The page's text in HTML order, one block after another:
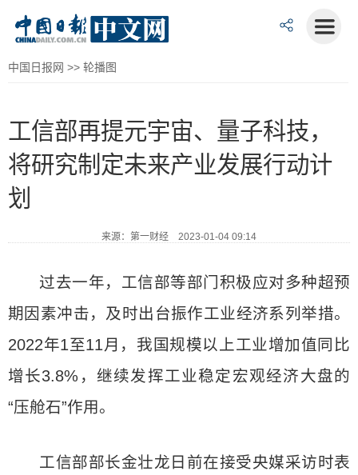
中国日报网 >> 轮播图
工信部再提元宇宙、量子科技，
将研究制定未来产业发展行动计
划
来源：第一财经 2023-01-04 09:14
过去一年，工信部等部门积极应对多种超预
期因素冲击，及时出台振作工业经济系列举措。
2022年1至11月，我国规模以上工业增加值同比
增长3.8%，继续发挥工业稳定宏观经济大盘的
“压舱石”作用。
工信部部长金壮龙日前在接受央媒采访时表